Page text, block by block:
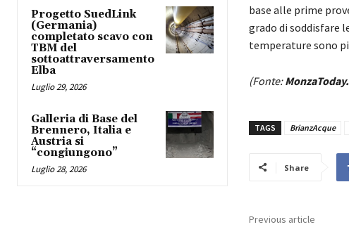
Progetto SuedLink
(Germania)
completato scavo con
TBM del
sottoattraversamento
Elba
Luglio 29, 2026
Galleria di Base del
Brennero, Italia e
Austria si
“congiungono”
Luglio 28, 2026
base alle prime
grado di soddisfare
temperature sono
(Fonte:
TAGS BrianzAcque
Share
Previous article